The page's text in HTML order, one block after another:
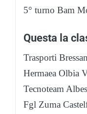
5° turno Bam
Questa la
Trasporti
Hermaea Olbia
Tecnoteam
Fgl Zuma